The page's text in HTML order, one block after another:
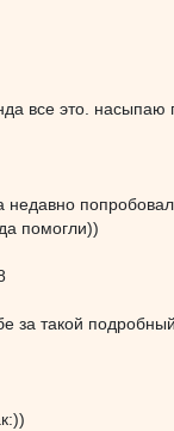
все это. насыпаю
помогли))
за такой